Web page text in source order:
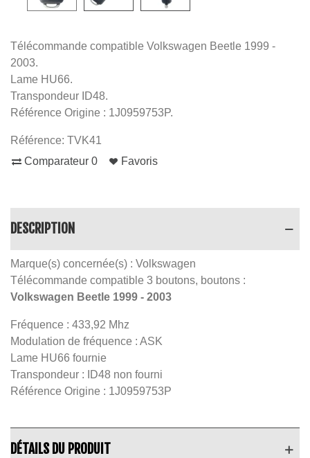
Télécommande compatible Volkswagen Beetle 1999 -
2003.
Lame HU66.
Transpondeur ID48.
Référence Origine : 1J0959753P.
Référence: TVK41
Comparateur 0 Favoris
DESCRIPTION
Marque(s) concernée(s) : Volkswagen
Télécommande compatible 3 boutons, boutons :
Volkswagen Beetle 1999 - 2003
Fréquence : 433,92 Mhz
Modulation de fréquence : ASK
Lame HU66 fournie
Transpondeur : ID48 non fourni
Référence Origine : 1J0959753P
DÉTAILS DU PRODUIT